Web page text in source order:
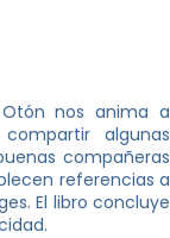
nos anima a
algunas
compañeras
referencias a
El libro concluye